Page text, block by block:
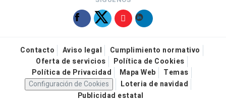
Contacto Aviso legal
Cumplimiento normativo
Oferta de servicios
Política de Cookies
Política de Privacidad
Mapa Web
Temas
Configuración de Cookies
Loteria de navidad
Publicidad estatal